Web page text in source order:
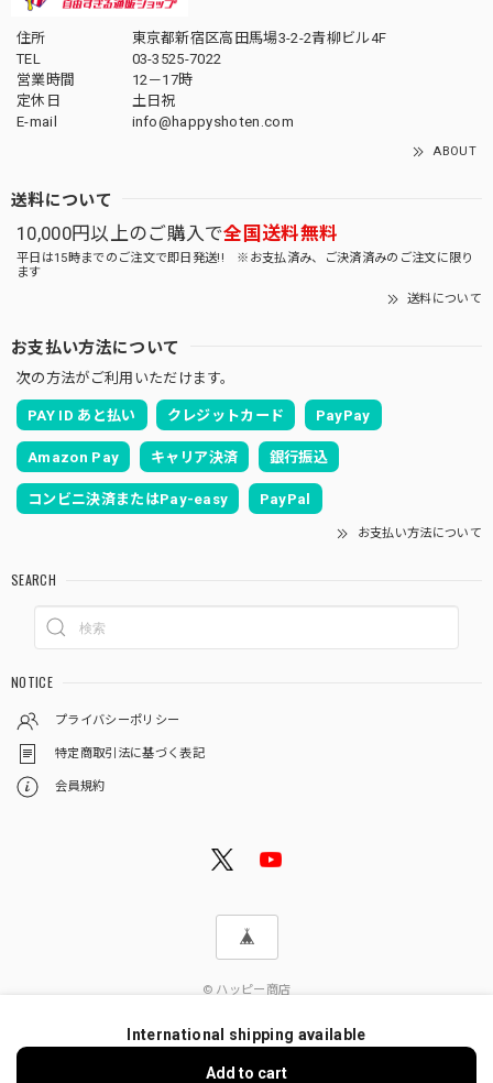
住所
東京都新宿区高田馬場3-2-2青柳ビル4F
TEL
03-3525-7022
営業時間
12－17時
定休日
土日祝
E-mail
info@happyshoten.com
ABOUT
送料について
10,000円以上のご購入で全国送料無料
平日は15時までのご注文で即日発送!! ※お支払済み、ご決済済みのご注文に限り
ます
送料について
お支払い方法について
次の方法がご利用いただけます。
PAY ID あと払い クレジットカード PayPay
Amazon Pay キャリア決済 銀行振込
コンビニ決済またはPay-easy PayPal
お支払い方法について
SEARCH
NOTICE
プライバシーポリシー
特定商取引法に基づく表記
会員規約
© ハッピー商店
International shipping available
Add to cart